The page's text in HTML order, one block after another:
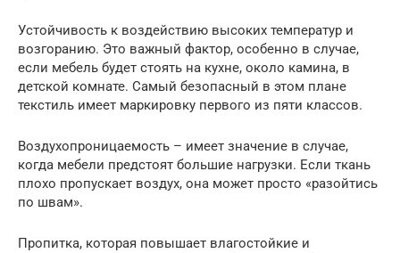
Устойчивость к воздействию высоких температур и
возгоранию. Это важный фактор, особенно в случае,
если мебель будет стоять на кухне, около камина, в
детской комнате. Самый безопасный в этом плане
текстиль имеет маркировку первого из пяти классов.
Воздухопроницаемость – имеет значение в случае,
когда мебели предстоят большие нагрузки. Если ткань
плохо пропускает воздух, она может просто «разойтись
по швам».
Пропитка, которая повышает влагостойкие и